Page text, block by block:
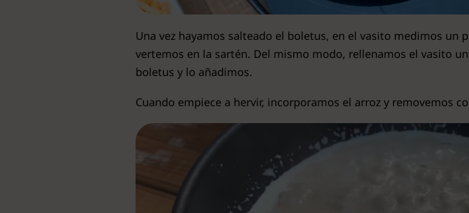
Una vez hayamos salteado el boletus, en el vasito medimos un
vertemos en la sartén. Del mismo modo, rellenamos el vasito
boletus y lo añadimos.
Cuando empiece a hervir, incorporamos el arroz y removemos